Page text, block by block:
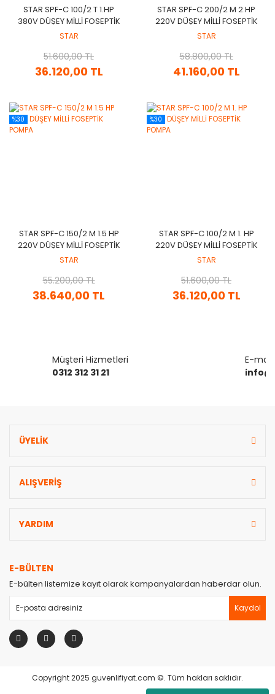
STAR SPF-C 100/2 T 1.HP
380V DÜŞEY MİLLİ FOSEPTİK
POMPA
STAR
36.120,00 TL
51.600,00 TL
STAR SPF-C 200/2 M 2.HP
220V DÜŞEY MİLLİ FOSEPTİK
POMPA
STAR
41.160,00 TL
58.800,00 TL
%30
STAR SPF-C 150/2 M 1.5 HP
220V DÜŞEY MİLLİ FOSEPTİK
POMPA
STAR
38.640,00 TL
55.200,00 TL
%30
STAR SPF-C 100/2 M 1. HP
220V DÜŞEY MİLLİ FOSEPTİK
POMPA
STAR
36.120,00 TL
51.600,00 TL
Müşteri Hizmetleri
0312 312 31 21
E-mail
ÜYELİK
ALIŞVERİŞ
YARDIM
E-BÜLTEN
E-bülten listemize kayıt olarak kampanyalardan haberdar olun.
Kaydol
Copyright 2025 guvenlifiyat.com ©. Tüm hakları saklıdır.